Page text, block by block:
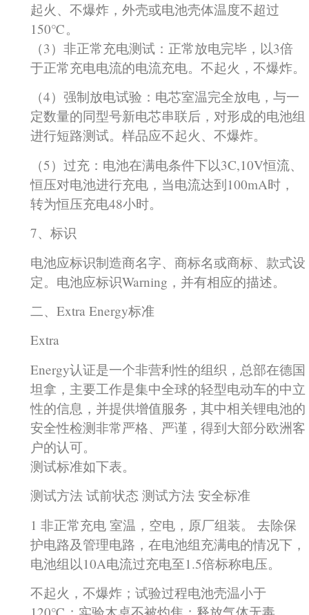
起火、不爆炸，外壳或电池壳体温度不超过
150℃。
（3）非正常充电测试：正常放电完毕，以3倍
于正常充电电流的电流充电。不起火，不爆炸。
（4）强制放电试验：电芯室温完全放电，与一
定数量的同型号新电芯串联后，对形成的电池组
进行短路测试。样品应不起火、不爆炸。
（5）过充：电池在满电条件下以3C,10V恒流、
恒压对电池进行充电，当电流达到100mA时，
转为恒压充电48小时。
7、标识
电池应标识制造商名字、商标名或商标、款式设
定。电池应标识Warning，并有相应的描述。
二、Extra Energy标准
Extra
Energy认证是一个非营利性的组织，总部在德国
坦拿，主要工作是集中全球的轻型电动车的中立
性的信息，并提供增值服务，其中相关锂电池的
安全性检测非常严格、严谨，得到大部分欧洲客
户的认可。
测试标准如下表。
测试方法 试前状态 测试方法 安全标准
1 非正常充电 室温，空电，原厂组装。 去除保
护电路及管理电路，在电池组充满电的情况下，
电池组以10A电流过充电至1.5倍标称电压。
不起火，不爆炸；试验过程电池壳温小于